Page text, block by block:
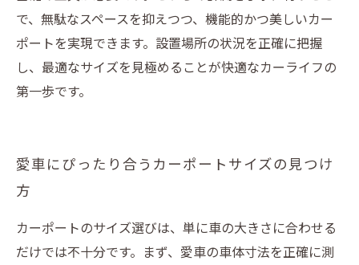
で、無駄なスペースを抑えつつ、機能的かつ美しいカー
ポートを実現できます。設置場所の状況を正確に把握
し、最適なサイズを見極めることが快適なカーライフの
第一歩です。
愛車にぴったり合うカーポートサイズの見つけ
方
カーポートのサイズ選びは、単に車の大きさに合わせる
だけでは不十分です。まず、愛車の車体寸法を正確に測